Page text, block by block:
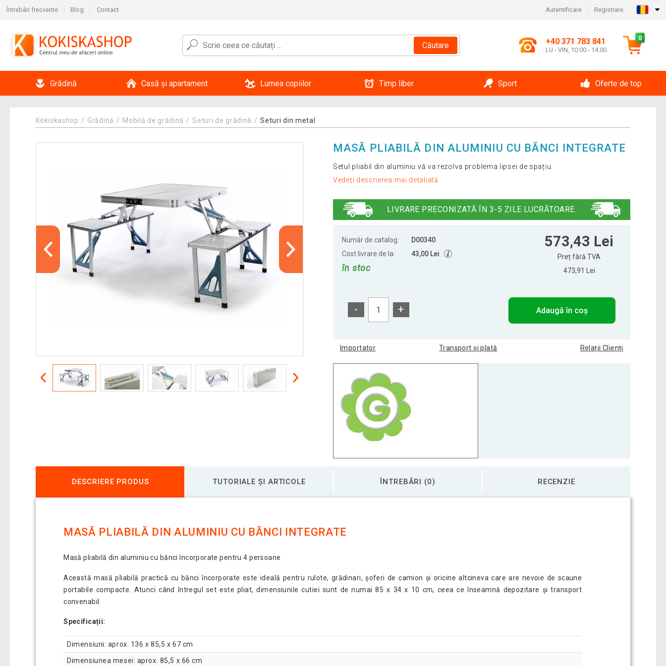
Întrebări frecvente Blog Contact Autentificare Registrare
Căutare +40 371 783 841
LU - VIN, 10:00 - 14:00
0
Grădină Casă și apartament Lumea copiilor Timp liber Sport Oferte de top
Kokiskashop Grădină Mobilă de grădină Seturi de grădină Seturi din metal
MASĂ PLIABILĂ DIN ALUMINIU CU BĂNCI INTEGRATE
Setul pliabil din aluminiu vă va rezolva problema lipsei de spațiu.
Vedeți descrierea mai detaliată
LIVRARE PRECONIZATĂ ÎN 3-5 ZILE LUCRĂTOARE.
Număr de catalog:
D00340
Cost livrare de la:
43,00 Lei
în stoc
573,43 Lei
Preț fără TVA
473,91 Lei
- + Adaugă în coș
Importator Transport și plată Relații Clienți
DESCRIERE PRODUS TUTORIALE ȘI ARTICOLE ÎNTREBĂRI (0) RECENZIE
MASĂ PLIABILĂ DIN ALUMINIU CU BĂNCI INTEGRATE
Masă pliabilă din aluminiu cu bănci încorporate pentru 4 persoane
Această masă pliabilă practică cu bănci încorporate este ideală pentru rulote, grădinari, șoferi de camion și oricine altcineva care are nevoie de scaune
portabile compacte. Atunci când întregul set este pliat, dimensiunile cutiei sunt de numai 85 x 34 x 10 cm, ceea ce înseamnă depozitare și transport
convenabil.
Specificații:
Dimensiuni: aprox. 136 x 85,5 x 67 cm
Dimensiunea mesei: aprox. 85,5 x 66 cm